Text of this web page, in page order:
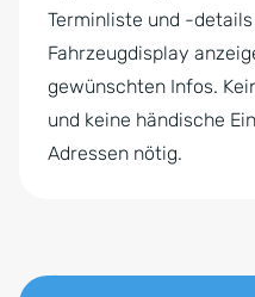
Terminliste und -
Fahrzeugdisplay
gewünschten Infos.
und keine händische
Adressen nötig.